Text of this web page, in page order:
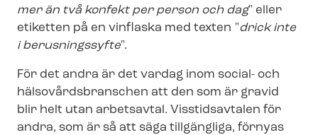
mer än två konfekt per person och dag" eller
etiketten på en vinflaska med texten "drick inte
i berusningssyfte".
För det andra är det vardag inom social- och
häl­so­vårds­bran­schen att den som är gravid
blir helt utan arbetsavtal. Visstidsavtalen för
andra, som är så att säga tillgängliga, förnyas